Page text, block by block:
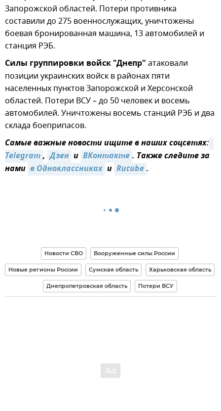
Запорожской областей. Потери противника
составили до 275 военнослужащих, уничтожены
боевая бронированная машина, 13 автомобилей и
станция РЭБ.
Силы группировки войск "Днепр" атаковали
позиции украинских войск в районах пяти
населенных пунктов Запорожской и Херсонской
областей. Потери ВСУ – до 50 человек и восемь
автомобилей. Уничтожены восемь станций РЭБ и два
склада боеприпасов.
Самые важные новости ищите в наших соцсетях:
Telegram, Дзен и ВКонтакте. Также следите за
нами в Одноклассниках и Rutube.
Новости СВО Вооруженные силы России
Новые регионы России Сумская область Харьковская область
Днепропетровская область Потери ВСУ